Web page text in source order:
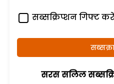
सब्सक्रिप्शन गिफ्ट
सरस सलिल